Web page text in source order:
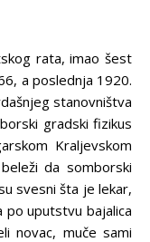
a poslednja 1920.
stanovništva
gradski fizikus
Kraljevskom
da somborski
svesni šta je lekar,
po uputstvu bajalica
novac, muče sami